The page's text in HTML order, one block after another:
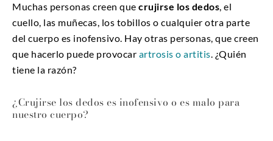
Muchas personas creen que crujirse los dedos, el
cuello, las muñecas, los tobillos o cualquier otra parte
del cuerpo es inofensivo. Hay otras personas, que creen
que hacerlo puede provocar artrosis o artitis. ¿Quién
tiene la razón?
¿Crujirse los dedos es inofensivo o es malo para
nuestro cuerpo?